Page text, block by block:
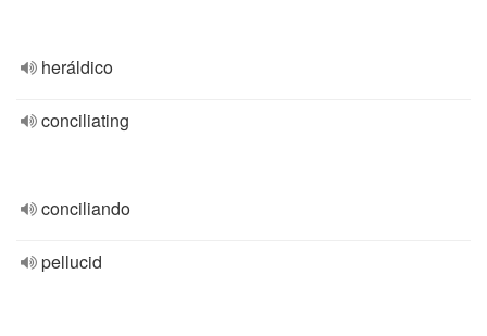
heráldico
conciliating
conciliando
pellucid